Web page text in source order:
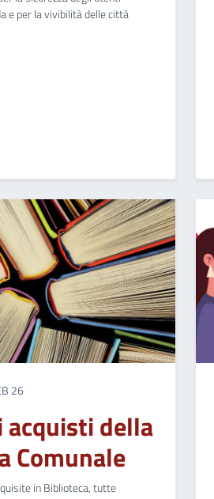
e per la vivibilità delle città
26
della
Comunale
in Biblioteca, tutte